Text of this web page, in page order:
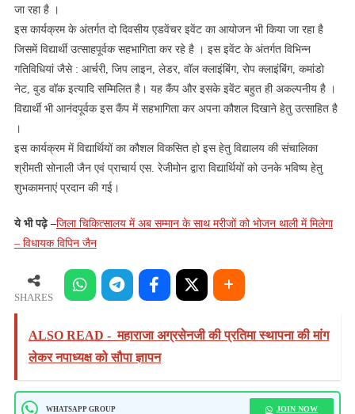
जा रहा है ।
इस कार्यक्रम के अंतर्गत दो दिवसीय एडवेंचर इवेंट का आयोजन भी किया जा रहा है
जिसमें विद्यार्थी उत्साहपूर्वक सहभागिता कर रहे है । इस इवेंट के अंतर्गत विभिन्न
गतिविधियां जैसे : आर्चरी, जिप लाइन, लेडर, वॉल क्लाइंबिंग, रोप क्लाइंबिंग, कमांडो
नेट, वुड वॉक इत्यादि सम्मिलित है। यह कैंप और इसके इवेंट बहुत ही अकल्पनीय है ।
विद्यार्थी भी आनंदपूर्वक इस कैंप में सहभागिता कर अपना कौशल दिखाने हेतु उत्साहित है
।
इस कार्यक्रम में विद्यार्थियों का कौशल विकसित हो इस हेतु विद्यालय की संचालिका
श्रीमती सोनाली जैन एवं प्राचार्य एस. रेजीमोन द्वारा विद्यार्थियों को उनके भविष्य हेतु
शुभकामनाएं प्रदान की गई।
ये भी पढ़े –जिला चिकित्सालय में अब सम्मान के साथ मरीजों को भोजन थाली में मिलेगा
– विधायक विपिन जैन
SHARES
ALSO READ - महाराजा अग्रसेनजी की प्रतिमा स्थापना की मांग
लेकर नपाध्यक्ष को सौपा ज्ञापन
WHATSAPP GROUP JOIN NOW